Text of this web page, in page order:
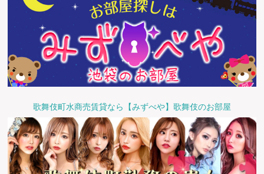
歌舞伎町水商売賃貸なら【みずべや】歌舞伎のお部屋